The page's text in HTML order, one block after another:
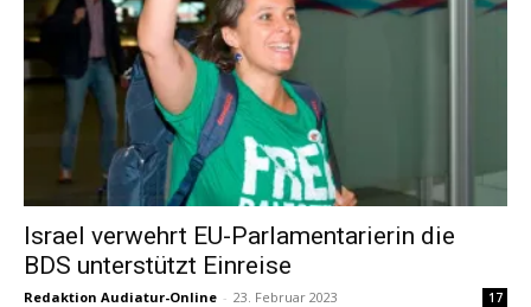
Israel verwehrt EU-Parlamentarierin die
BDS unterstützt Einreise
Redaktion Audiatur-Online - 23. Februar 2023 17